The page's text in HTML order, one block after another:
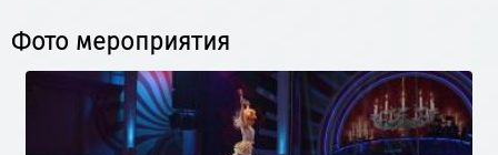
Фото мероприятия